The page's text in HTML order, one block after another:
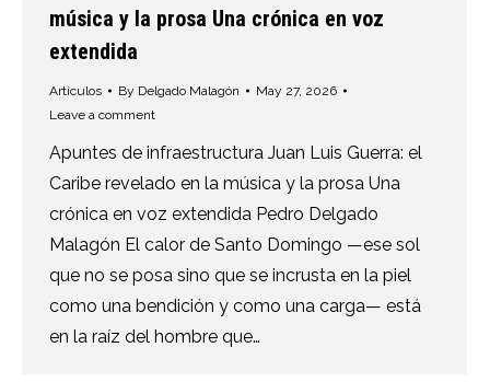
música y la prosa Una crónica en voz
extendida
Artículos By Delgado Malagón
May 27, 2026
Leave a comment
Apuntes de infraestructura Juan Luis Guerra: el
Caribe revelado en la música y la prosa Una
crónica en voz extendida Pedro Delgado
Malagón El calor de Santo Domingo —ese sol
que no se posa sino que se incrusta en la piel
como una bendición y como una carga— está
en la raíz del hombre que…